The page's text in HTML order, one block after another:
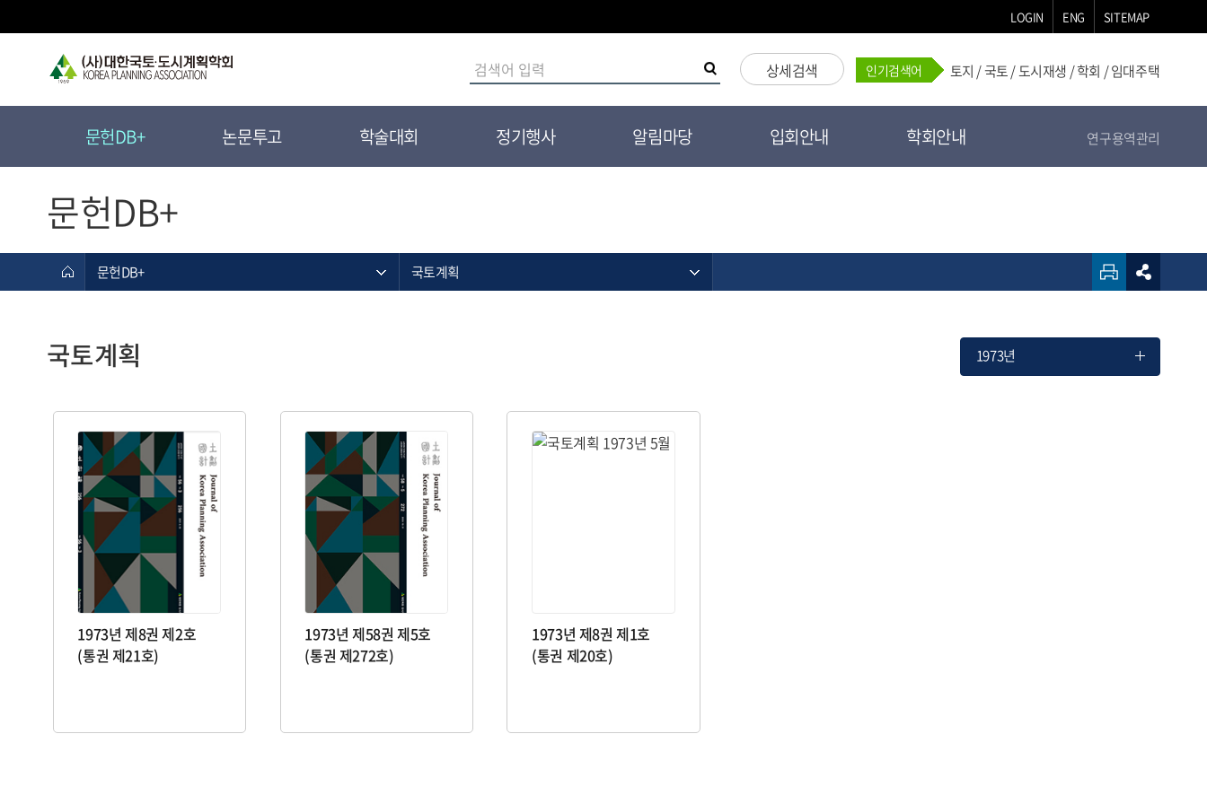
LOGIN ENG SITEMAP
상세검색 인기검색어 토지 /국토/도시재생 /학회 /임대주택
문헌DB+ 논문투고 학술대회 정기행사 알림마당 입회안내 학회안내 연구용역관리
문헌DB+
문헌DB+ 국토계획
국토계획 1973년
1973년 제8권 제2호
(통권 제21호)
1973년 제58권 제5호
(통권 제272호)
1973년 제8권 제1호
(통권 제20호)